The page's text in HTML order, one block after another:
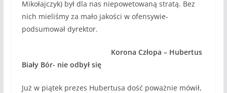
Mikołajczyk) był dla nas niepowetowaną stratą. Bez
nich mieliśmy za mało jakości w ofensywie-
podsumował dyrektor.
Korona Człopa – Hubertus
Biały Bór- nie odbył się
Już w piątek prezes Hubertusa dość poważnie mówił,